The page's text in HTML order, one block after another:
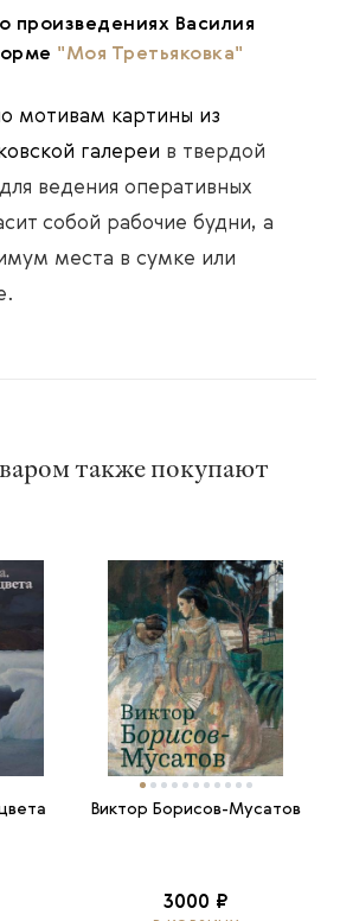
произведениях Василия
"Моя Третьяковка"
мотивам картины из
галереи в твердой
ведения оперативных
собой рабочие будни, а
места в сумке или
также покупают
Виктор Борисов-Мусатов
3000 ₽